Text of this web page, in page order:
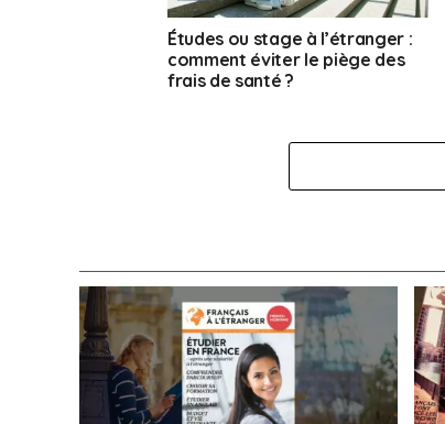
Études ou stage à l’étranger :
comment éviter le piège des
frais de santé ?